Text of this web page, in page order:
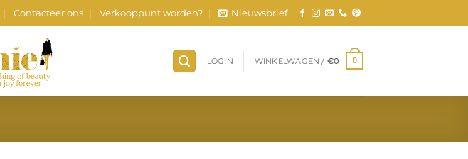
Contacteer ons Verkooppunt worden? Nieuwsbrief
LOGIN WINKELWAGEN / €0 0